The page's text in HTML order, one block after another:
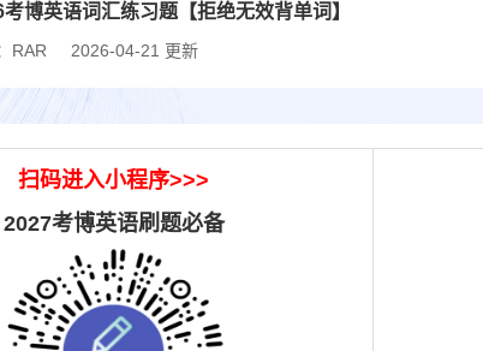
博英语词汇练习题【拒绝无效背单词】
RAR 2026-04-21 更新
扫码进入小程序>>>
2027考博英语刷题必备